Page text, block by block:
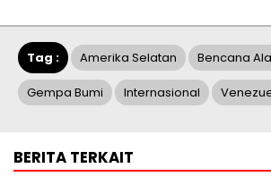
Tag : Amerika Selatan Bencana
Gempa Bumi Internasional
BERITA TERKAIT